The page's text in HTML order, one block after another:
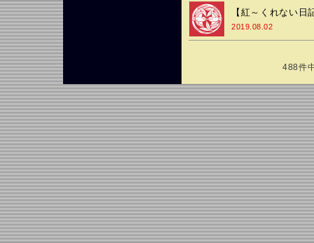
【紅～くれない
2019.08.02
488件